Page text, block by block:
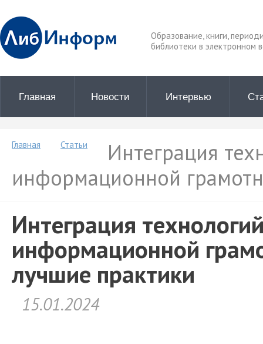
Образование, книги,
библиотеки в электронном
Главная Новости Интервью
Главная Статьи
Интеграция
информационной
Интеграция
информационной
лучшие практики
15.01.2024